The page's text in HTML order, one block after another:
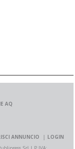
AQ
ANNUNCIO
LOGIN